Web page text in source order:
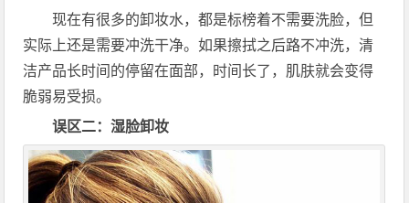
现在有很多的卸妆水，都是标榜着不需要洗脸，但
实际上还是需要冲洗干净。如果擦拭之后路不冲洗，清
洁产品长时间的停留在面部，时间长了，肌肤就会变得
脆弱易受损。
误区二：湿脸卸妆